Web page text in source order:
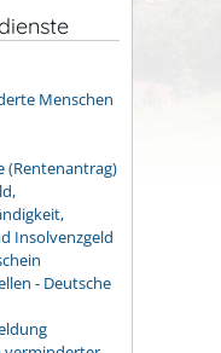
Menschen
(Rentenantrag)
Insolvenzgeld
- Deutsche